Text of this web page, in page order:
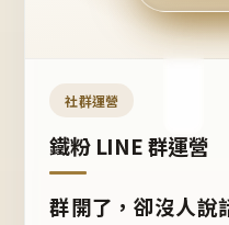
社群運營
鐵粉 LINE 群運營
群開了，卻沒人說